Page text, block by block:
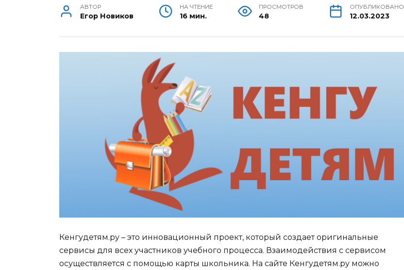
АВТОР
Егор Новиков
НА ЧТЕНИЕ
16 мин.
ПРОСМОТРОВ
48
ОПУБЛИКОВАНО
12.03.2023
Кенгудетям.ру – это инновационный проект, который создает оригинальные
сервисы для всех участников учебного процесса. Взаимодействия с сервисом
осуществляется с помощью карты школьника. На сайте Кенгудетям.ру можно